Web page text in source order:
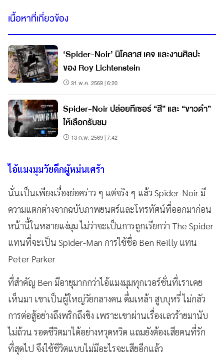
เนื้อหาที่เกี่ยวข้อง
‘Spider-Noir’ นิโคลาส เคจ และงานศิลปะ
ของ Roy Lichtenstein
31 พ.ค. 2569 | 6:20
Spider-Noir ปล่อยทีเซอร์ “สี” และ “ขาวดำ”
ให้เลือกรับชม
13 ก.พ. 2569 | 7:42
ไอ้แมงมุมวัยดึกผู้หม่นเศร้า
นั่นเป็นเพียงเรื่องย่อคร่าว ๆ แต่จริง ๆ แล้ว Spider-Noir มี
ความแตกต่างจากฉบับภาพยนตร์และโทรทัศน์ที่ออกมาก่อน
หน้านี้ในหลายแง่มุม ไม่ว่าจะเป็นการถูกเรียกว่า The Spider
แทนที่จะเป็น Spider-Man การใช้ชื่อ Ben Reilly แทน
Peter Parker
ที่สำคัญ Ben มีอายุมากกว่าไอ้แมงมุมทุกเวอร์ชั่นที่เราเคย
เห็นมา เขาเป็นผู้ใหญ่วัยกลางคน ดื่มเหล้า สูบบุหรี่ ไม่กลัว
การต่อสู้อย่างถึงพริกถึงขิง เพราะเขาผ่านเรื่องเลวร้ายมานับ
ไม่ถ้วน รอดชีวิตมาได้อย่างหวุดหวิด แถมยังต้องเสียคนที่รัก
ที่สุดไป จึงใช้ชีวิตแบบไม่มีอะไรจะเสียอีกแล้ว